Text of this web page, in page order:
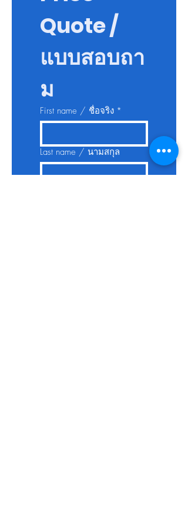
Quote /
แบบสอบถา
ม
First name / ชื่อจริง *
Last name / นามสกุล